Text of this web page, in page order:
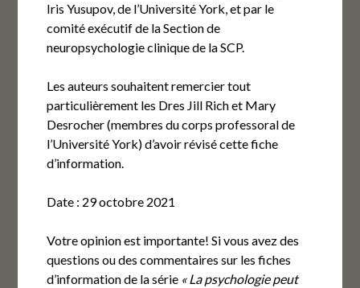
Iris Yusupov, de l’Université York, et par le
comité exécutif de la Section de
neuropsychologie clinique de la SCP.
Les auteurs souhaitent remercier tout
particulièrement les Dres Jill Rich et Mary
Desrocher (membres du corps professoral de
l’Université York) d’avoir révisé cette fiche
d’information.
Date : 29 octobre 2021
Votre opinion est importante! Si vous avez des
questions ou des commentaires sur les fiches
d’information de la série « La psychologie peut